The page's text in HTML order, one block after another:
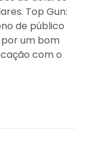
Top Gun:
de público
um bom
com o